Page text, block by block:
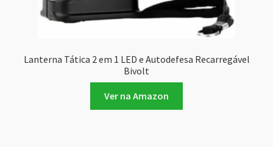
Lanterna Tática 2 em 1 LED e Autodefesa Recarregável
Bivolt
Ver na Amazon